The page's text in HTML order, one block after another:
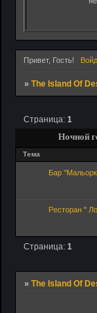
Привет, Гость!
»The Island Of
Ночной
Страница:1
Тема
Бар
Ресторан "
Страница:1
»The Island Of